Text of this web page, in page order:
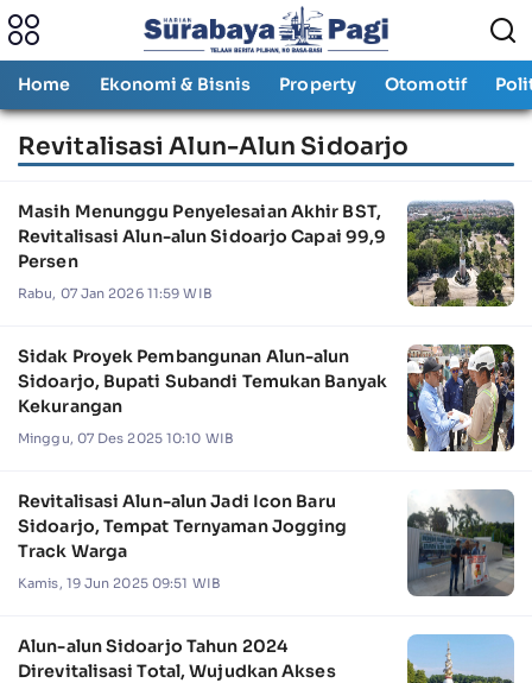
Home Ekonomi & Bisnis Property Otomotif
Revitalisasi Alun-Alun Sidoarjo
Masih Menunggu Penyelesaian Akhir BST,
Revitalisasi Alun-alun Sidoarjo Capai 99,9
Persen
Rabu, 07 Jan 2026 11:59 WIB
Sidak Proyek Pembangunan Alun-alun
Sidoarjo, Bupati Subandi Temukan Banyak
Kekurangan
Minggu, 07 Des 2025 10:10 WIB
Revitalisasi Alun-alun Jadi Icon Baru
Sidoarjo, Tempat Ternyaman Jogging
Track Warga
Kamis, 19 Jun 2025 09:51 WIB
Alun-alun Sidoarjo Tahun 2024
Direvitalisasi Total, Wujudkan Akses